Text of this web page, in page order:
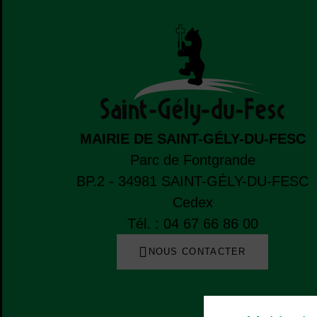
MAIRIE DE SAINT-GÉLY-DU-FESC
Parc de Fontgrande
BP.2 - 34981 SAINT-GÉLY-DU-FESC
Cedex
Tél. : 04 67 66 86 00
NOUS CONTACTER